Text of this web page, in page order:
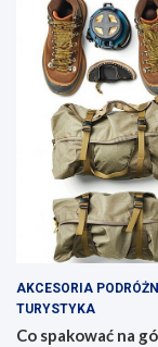
AKCESORIA
TURYSTYKA
Co spakować na